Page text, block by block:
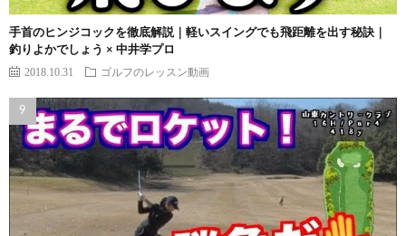
手首のヒンジコックを徹底解説｜軽いスイングでも飛距離を出す秘訣｜
釣りよかでしょう × 中井学プロ
2018.10.31 ゴルフのレッスン動画